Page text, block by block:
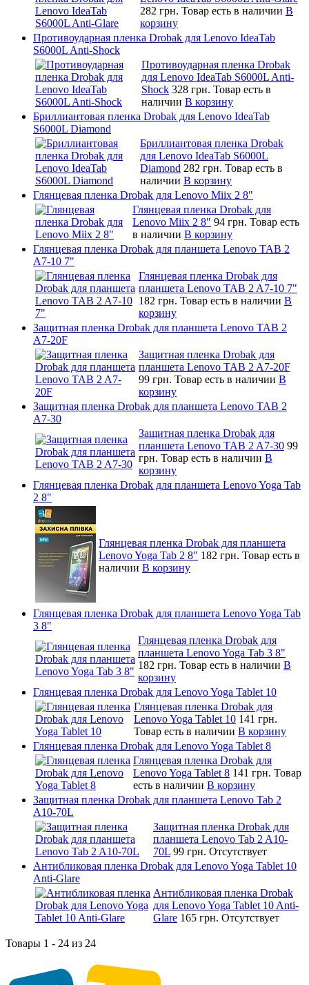
282 грн. Товар есть в наличии В
корзину
Противоударная пленка Drobak для Lenovo IdeaTab
S6000L Anti-Shock
Противоударная пленка Drobak
для Lenovo IdeaTab S6000L Anti-
Shock 328 грн. Товар есть в
наличии В корзину
Бриллиантовая пленка Drobak для Lenovo IdeaTab
S6000L Diamond
Бриллиантовая пленка Drobak
для Lenovo IdeaTab S6000L
Diamond 282 грн. Товар есть в
наличии В корзину
Глянцевая пленка Drobak для Lenovo Miix 2 8"
Глянцевая пленка Drobak для
Lenovo Miix 2 8" 94 грн. Товар есть
в наличии В корзину
Глянцевая пленка Drobak для планшета Lenovo TAB 2
A7-10 7"
Глянцевая пленка Drobak для
планшета Lenovo TAB 2 A7-10 7"
182 грн. Товар есть в наличии В
корзину
Защитная пленка Drobak для планшета Lenovo TAB 2
A7-20F
Защитная пленка Drobak для
планшета Lenovo TAB 2 A7-20F
99 грн. Товар есть в наличии В
корзину
Защитная пленка Drobak для планшета Lenovo TAB 2
A7-30
Защитная пленка Drobak для
планшета Lenovo TAB 2 A7-30 99
грн. Товар есть в наличии В
корзину
Глянцевая пленка Drobak для планшета Lenovo Yoga Tab
2 8"
Глянцевая пленка Drobak для планшета
Lenovo Yoga Tab 2 8" 182 грн. Товар есть в
наличии В корзину
Глянцевая пленка Drobak для планшета Lenovo Yoga Tab
3 8"
Глянцевая пленка Drobak для
планшета Lenovo Yoga Tab 3 8"
182 грн. Товар есть в наличии В
корзину
Глянцевая пленка Drobak для Lenovo Yoga Tablet 10
Глянцевая пленка Drobak для
Lenovo Yoga Tablet 10 141 грн.
Товар есть в наличии В корзину
Глянцевая пленка Drobak для Lenovo Yoga Tablet 8
Глянцевая пленка Drobak для
Lenovo Yoga Tablet 8 141 грн. Товар
есть в наличии В корзину
Защитная пленка Drobak для планшета Lenovo Tab 2
A10-70L
Защитная пленка Drobak для
планшета Lenovo Tab 2 A10-
70L 99 грн. Отсутствует
Антибликовая пленка Drobak для Lenovo Yoga Tablet 10
Anti-Glare
Антибликовая пленка Drobak
для Lenovo Yoga Tablet 10 Anti-
Glare 165 грн. Отсутствует
Товары 1 - 24 из 24